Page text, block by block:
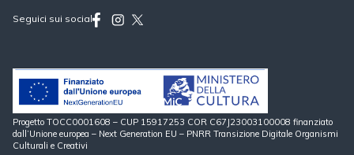
Seguici sui social
Progetto TOCC0001608 – CUP 15917253 COR C67J23003100008 finanziato
dall’Unione europea – Next Generation EU – PNRR Transizione Digitale Organismi
Culturali e Creativi